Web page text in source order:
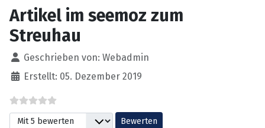
Artikel im seemoz zum
Streuhau
Details
Geschrieben von: Webadmin
Erstellt: 05. Dezember 2019
Bitte bewerten